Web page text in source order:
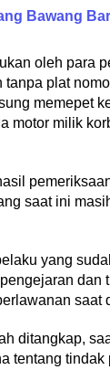
Bawang
oleh para
tanpa plat
memepet
motor milik
saat ini
yang
saat
ditangkap,
tentang